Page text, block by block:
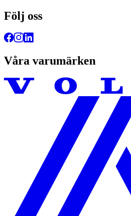
Följ oss
Våra varumärken